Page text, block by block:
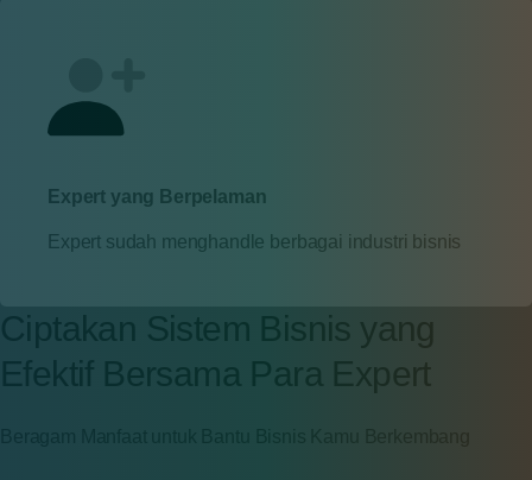
Expert yang Berpelaman
Expert sudah menghandle berbagai industri bisnis
Ciptakan Sistem Bisnis yang
Efektif Bersama Para Expert